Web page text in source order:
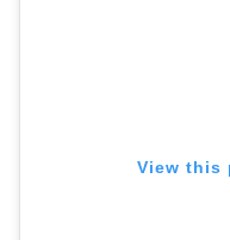
View this